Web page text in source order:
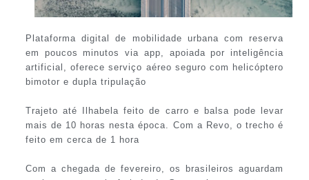
Plataforma digital de mobilidade urbana com reserva
em poucos minutos via app, apoiada por inteligência
artificial, oferece serviço aéreo seguro com helicóptero
bimotor e dupla tripulação
Trajeto até Ilhabela feito de carro e balsa pode levar
mais de 10 horas nesta época. Com a Revo, o trecho é
feito em cerca de 1 hora
Com a chegada de fevereiro, os brasileiros aguardam